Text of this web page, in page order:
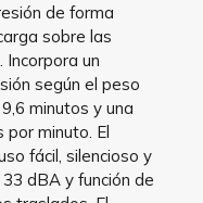
de forma
sobre las
Incorpora un
según el peso
minutos y una
minuto. El
fácil, silencioso y
dBA y función de